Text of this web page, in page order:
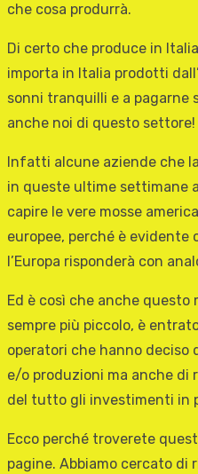
che cosa produrrà.
Di certo che produce in
importa in Italia prodotti
sonni tranquilli e a pagarne
anche noi di questo settore!
Infatti alcune aziende che
in queste ultime settimane
capire le vere mosse
europee, perché è evidente
l’Europa risponderà con
Ed è così che anche questo
sempre più piccolo, è
operatori che hanno deciso
e/o produzioni ma anche di
del tutto gli investimenti in
Ecco perché troverete
pagine. Abbiamo cercato